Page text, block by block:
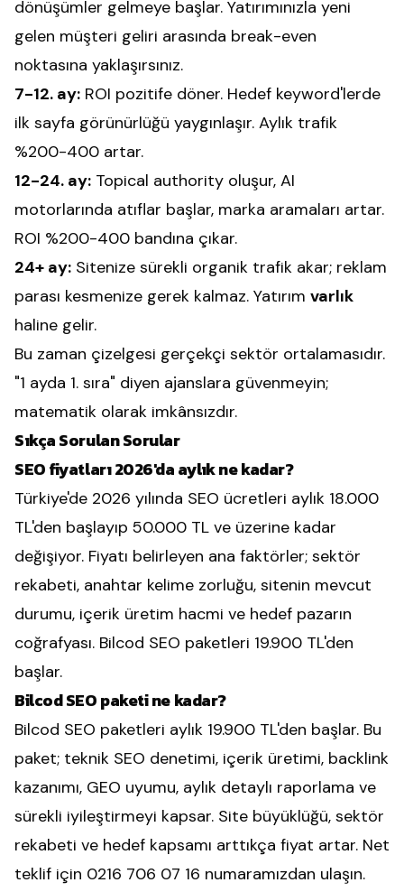
dönüşümler gelmeye başlar. Yatırımınızla yeni
gelen müşteri geliri arasında break-even
noktasına yaklaşırsınız.
7-12. ay: ROI pozitife döner. Hedef keyword'lerde
ilk sayfa görünürlüğü yaygınlaşır. Aylık trafik
%200-400 artar.
12-24. ay: Topical authority oluşur, AI
motorlarında atıflar başlar, marka aramaları artar.
ROI %200-400 bandına çıkar.
24+ ay: Sitenize sürekli organik trafik akar; reklam
parası kesmenize gerek kalmaz. Yatırım varlık
haline gelir.
Bu zaman çizelgesi gerçekçi sektör ortalamasıdır.
"1 ayda 1. sıra" diyen ajanslara güvenmeyin;
matematik olarak imkânsızdır.
Sıkça Sorulan Sorular
SEO fiyatları 2026'da aylık ne kadar?
Türkiye'de 2026 yılında SEO ücretleri aylık 18.000
TL'den başlayıp 50.000 TL ve üzerine kadar
değişiyor. Fiyatı belirleyen ana faktörler; sektör
rekabeti, anahtar kelime zorluğu, sitenin mevcut
durumu, içerik üretim hacmi ve hedef pazarın
coğrafyası. Bilcod SEO paketleri 19.900 TL'den
başlar.
Bilcod SEO paketi ne kadar?
Bilcod SEO paketleri aylık 19.900 TL'den başlar. Bu
paket; teknik SEO denetimi, içerik üretimi, backlink
kazanımı, GEO uyumu, aylık detaylı raporlama ve
sürekli iyileştirmeyi kapsar. Site büyüklüğü, sektör
rekabeti ve hedef kapsamı arttıkça fiyat artar. Net
teklif için 0216 706 07 16 numaramızdan ulaşın.